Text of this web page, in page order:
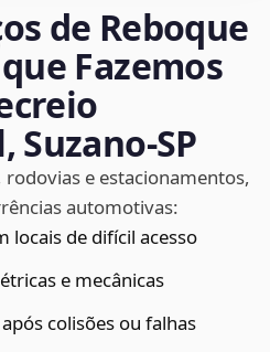
de Reboque
Fazemos
e estacionamentos,
automotivas:
locais de difícil acesso
e mecânicas
colisões ou falhas